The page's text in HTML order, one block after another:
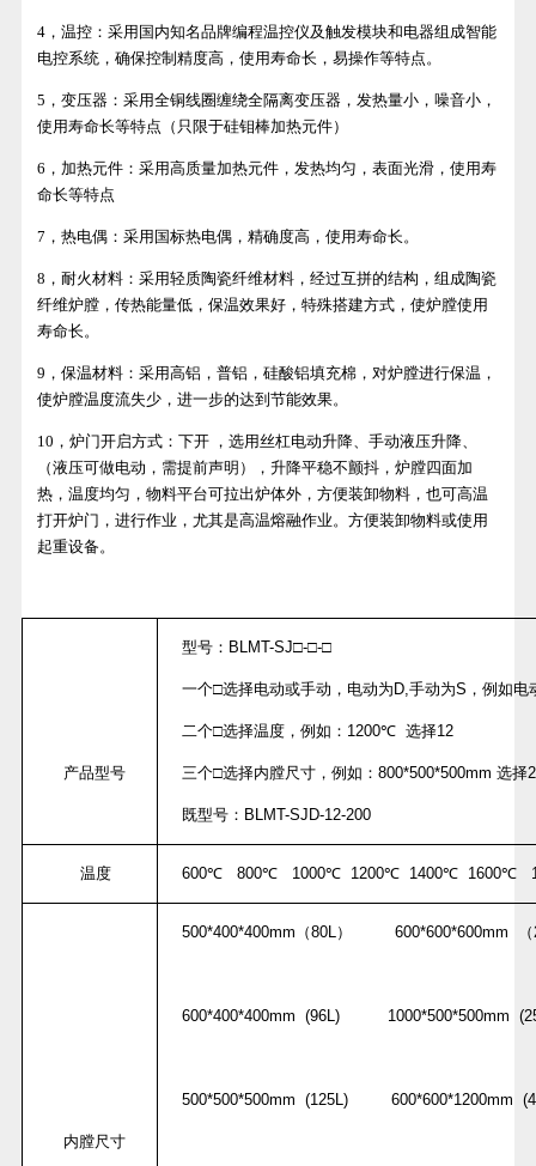
4，温控：采用国内知名品牌编程温控仪及触发模块和电器组成智能
电控系统，确保控制精度高，使用寿命长，易操作等特点。
5，变压器：采用全铜线圈缠绕全隔离变压器，发热量小，噪音小，
使用寿命长等特点（只限于硅钼棒加热元件）
6，加热元件：采用高质量加热元件，发热均匀，表面光滑，使用寿
命长等特点
7，热电偶：采用国标热电偶，精确度高，使用寿命长。
8，耐火材料：采用轻质陶瓷纤维材料，经过互拼的结构，组成陶瓷
纤维炉膛，传热能量低，保温效果好，特殊搭建方式，使炉膛使用
寿命长。
9，保温材料：采用高铝，普铝，硅酸铝填充棉，对炉膛进行保温，
使炉膛温度流失少，进一步的达到节能效果。
10，炉门开启方式：下开 ，选用丝杠电动升降、手动液压升降、
（液压可做电动，需提前声明），升降平稳不颤抖，炉膛四面加
热，温度均匀，物料平台可拉出炉体外，方便装卸物料，也可高温
打开炉门，进行作业，尤其是高温熔融作业。方便装卸物料或使用
起重设备。
产品型号
型号： BLMT-SJ□-□-□
一个□选择电动或手动，电动为 D,手动为S ，例如电
二个□选择温度，例如： 1200℃ 选择12
三个□选择内膛尺寸，例如： 800*500*500mm 选择
既型号： BLMT-SJD-12-200
温度 600℃800℃1000℃1200℃1400℃1600℃
内膛尺寸
500*400*400mm （80L） 600*600*600mm （
600*400*400mm (96L) 1000*500*500mm
500*500*500mm (125L) 600*600*1200mm